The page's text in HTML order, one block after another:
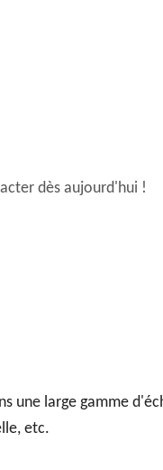
dès aujourd'hui !
une large gamme
etc.